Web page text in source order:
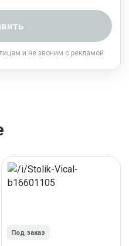
и не звоним с рекламой
Под заказ